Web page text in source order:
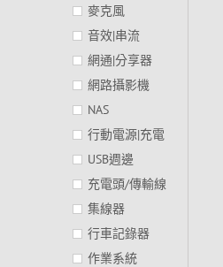
麥克風
音效|串流
網通|分享器
網路攝影機
NAS
行動電源|充電
USB週邊
充電頭/傳輸線
集線器
行車記錄器
作業系統